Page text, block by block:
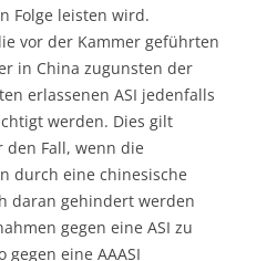
Folge leisten wird.
vor der Kammer geführten
in China zugunsten der
erlassenen ASI jedenfalls
werden. Dies gilt
Fall, wenn die
durch eine chinesische
daran gehindert werden
gegen eine ASI zu
eine AAASI